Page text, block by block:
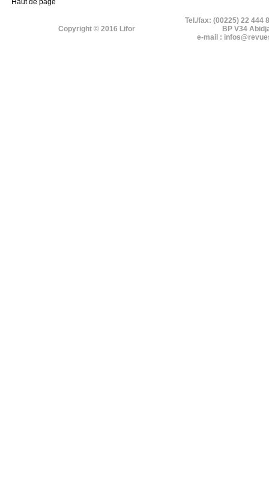
Haut de page
Copyright © 2016 Lifor
Tel./fax: (00225) 22 444
BP V34
e-mail :